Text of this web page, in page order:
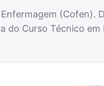
(Cofen).
do Curso Técnico